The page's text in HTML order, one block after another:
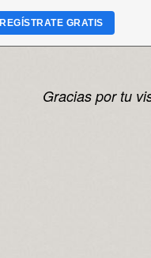
Gracias por tu
REGÍSTRATE GRATIS